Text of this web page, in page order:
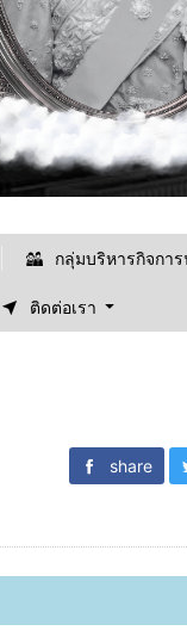
กลุ่มบริหารกิจกา
ติดต่อเรา
share